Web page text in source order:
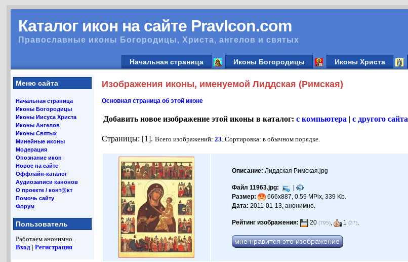
Каталог икон на сайте PravIcon.com
Православные иконы Богородицы, Христа, ангелов и святых
Начальная страница Иконы Богородицы Иконы Христа
Меню сайта
Начальная страница
Иконы Богородицы
Иконы Иисуса Христа
Иконы Ангелов
Иконы Святых
Минейные иконы
Модерация
Опознание икон
Новое на сайте
Оффлайн-каталог
Аудиозаписи канонов
О проекте / конт@кт
Помочь сайту
Форум
Пользователь
Работаем анонимно.
Вход |Регистрация
Изображения иконы, именуемой Лиддская (Римская)
Основная страница об этой иконе
Добавить новое изображение этой иконы в каталог:с компьютера |с другого сайта
Страницы: [1].Всего изображений:23. Сортировка: в обычном порядке.
Описание: Лиддская Римская.jpg
Файл 11963.jpg:
|
Размер:
666x887, 0.59 MPix, 339 Kb.
Дата: 2011-01-13, анонимно.
Рейтинг изображения: 20(795), 1(37).